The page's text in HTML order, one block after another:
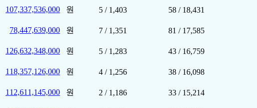
107,337,536,000 원 5 / 1,403 58 / 18,431
78,447,639,000 원 7 / 1,351 81 / 17,585
126,632,348,000 원 5 / 1,283 43 / 16,759
118,357,126,000 원 4 / 1,256 38 / 16,098
112,611,145,000 원 2 / 1,186 33 / 15,214